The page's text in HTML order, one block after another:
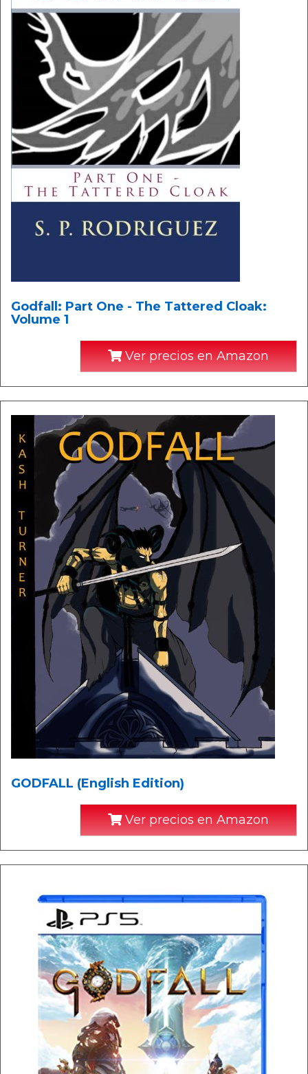
Godfall: Part One - The Tattered Cloak:
Volume 1
Ver precios en Amazon
GODFALL (English Edition)
Ver precios en Amazon